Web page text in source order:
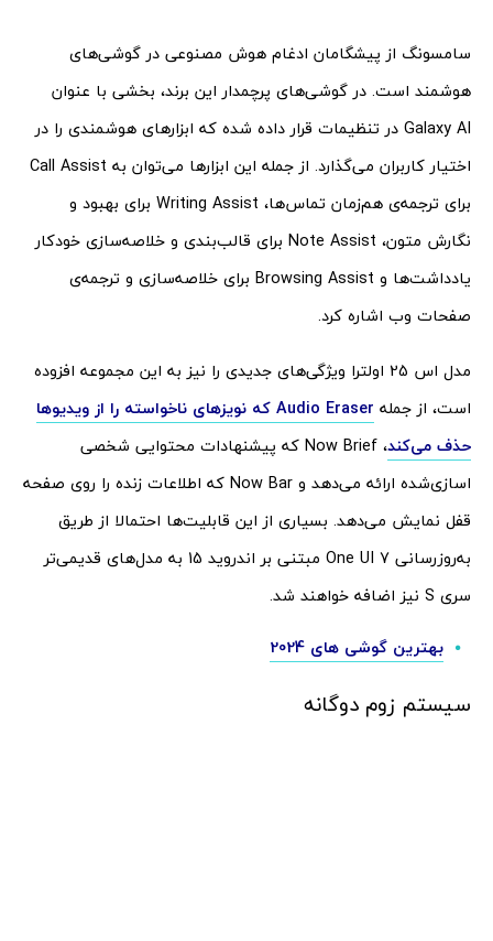
سامسونگ از پیشگامان ادغام هوش مصنوعی در گوشی‌های
هوشمند است. در گوشی‌های پرچمدار این برند، بخشی با عنوان
Galaxy AI در تنظیمات قرار داده شده که ابزارهای هوشمندی را در
اختیار کاربران می‌گذارد. از جمله این ابزارها می‌توان به Call Assist
برای ترجمه‌ی هم‌زمان تماس‌ها، Writing Assist برای بهبود و
نگارش متون، Note Assist برای قالب‌بندی و خلاصه‌سازی خودکار
یادداشت‌ها و Browsing Assist برای خلاصه‌سازی و ترجمه‌ی
صفحات وب اشاره کرد.
مدل اس 25 اولترا ویژگی‌های جدیدی را نیز به این مجموعه افزوده
است، از جمله
Audio Eraser که نویزهای ناخواسته را از ویدیوها
حذف می‌کند
، Now Brief که پیشنهادات محتوایی شخصی‌
اسازی‌شده ارائه می‌دهد و Now Bar که اطلاعات زنده را روی صفحه
قفل نمایش می‌دهد. بسیاری از این قابلیت‌ها احتمالا از طریق
به‌روزرسانی One UI 7 مبتنی بر اندروید 15 به مدل‌های قدیمی‌تر
سری S نیز اضافه خواهند شد.
بهترین گوشی های 2024
سیستم زوم دوگانه